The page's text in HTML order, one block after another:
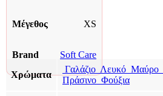
Μέγεθος XS
Brand
Soft Care
Χρώματα
Γαλάζιο Λευκό Μαύρο
Πράσινο Φούξια